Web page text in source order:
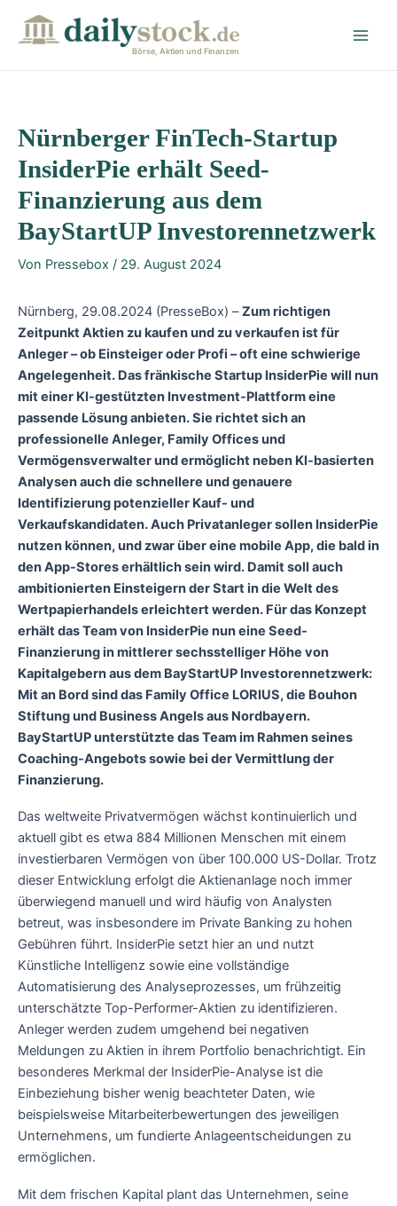
Börse, Aktien und Finanzen
Nürnberger FinTech-Startup
InsiderPie erhält Seed-
Finanzierung aus dem
BayStartUP Investorennetzwerk
Von Pressebox / 29. August 2024
Nürnberg, 29.08.2024 (PresseBox) –Zum richtigen
Zeitpunkt Aktien zu kaufen und zu verkaufen ist für
Anleger – ob Einsteiger oder Profi – oft eine schwierige
Angelegenheit. Das fränkische Startup InsiderPie will nun
mit einer KI-gestützten Investment-Plattform eine
passende Lösung anbieten. Sie richtet sich an
professionelle Anleger, Family Offices und
Vermögensverwalter und ermöglicht neben KI-basierten
Analysen auch die schnellere und genauere
Identifizierung potenzieller Kauf- und
Verkaufskandidaten. Auch Privatanleger sollen InsiderPie
nutzen können, und zwar über eine mobile App, die bald in
den App-Stores erhältlich sein wird. Damit soll auch
ambitionierten Einsteigern der Start in die Welt des
Wertpapierhandels erleichtert werden. Für das Konzept
erhält das Team von InsiderPie nun eine Seed-
Finanzierung in mittlerer sechsstelliger Höhe von
Kapitalgebern aus dem BayStartUP Investorennetzwerk:
Mit an Bord sind das Family Office LORIUS, die Bouhon
Stiftung und Business Angels aus Nordbayern.
BayStartUP unterstützte das Team im Rahmen seines
Coaching-Angebots sowie bei der Vermittlung der
Finanzierung.
Das weltweite Privatvermögen wächst kontinuierlich und
aktuell gibt es etwa 884 Millionen Menschen mit einem
investierbaren Vermögen von über 100.000 US-Dollar. Trotz
dieser Entwicklung erfolgt die Aktienanlage noch immer
überwiegend manuell und wird häufig von Analysten
betreut, was insbesondere im Private Banking zu hohen
Gebühren führt. InsiderPie setzt hier an und nutzt
Künstliche Intelligenz sowie eine vollständige
Automatisierung des Analyseprozesses, um frühzeitig
unterschätzte Top-Performer-Aktien zu identifizieren.
Anleger werden zudem umgehend bei negativen
Meldungen zu Aktien in ihrem Portfolio benachrichtigt. Ein
besonderes Merkmal der InsiderPie-Analyse ist die
Einbeziehung bisher wenig beachteter Daten, wie
beispielsweise Mitarbeiterbewertungen des jeweiligen
Unternehmens, um fundierte Anlageentscheidungen zu
ermöglichen.
Mit dem frischen Kapital plant das Unternehmen, seine